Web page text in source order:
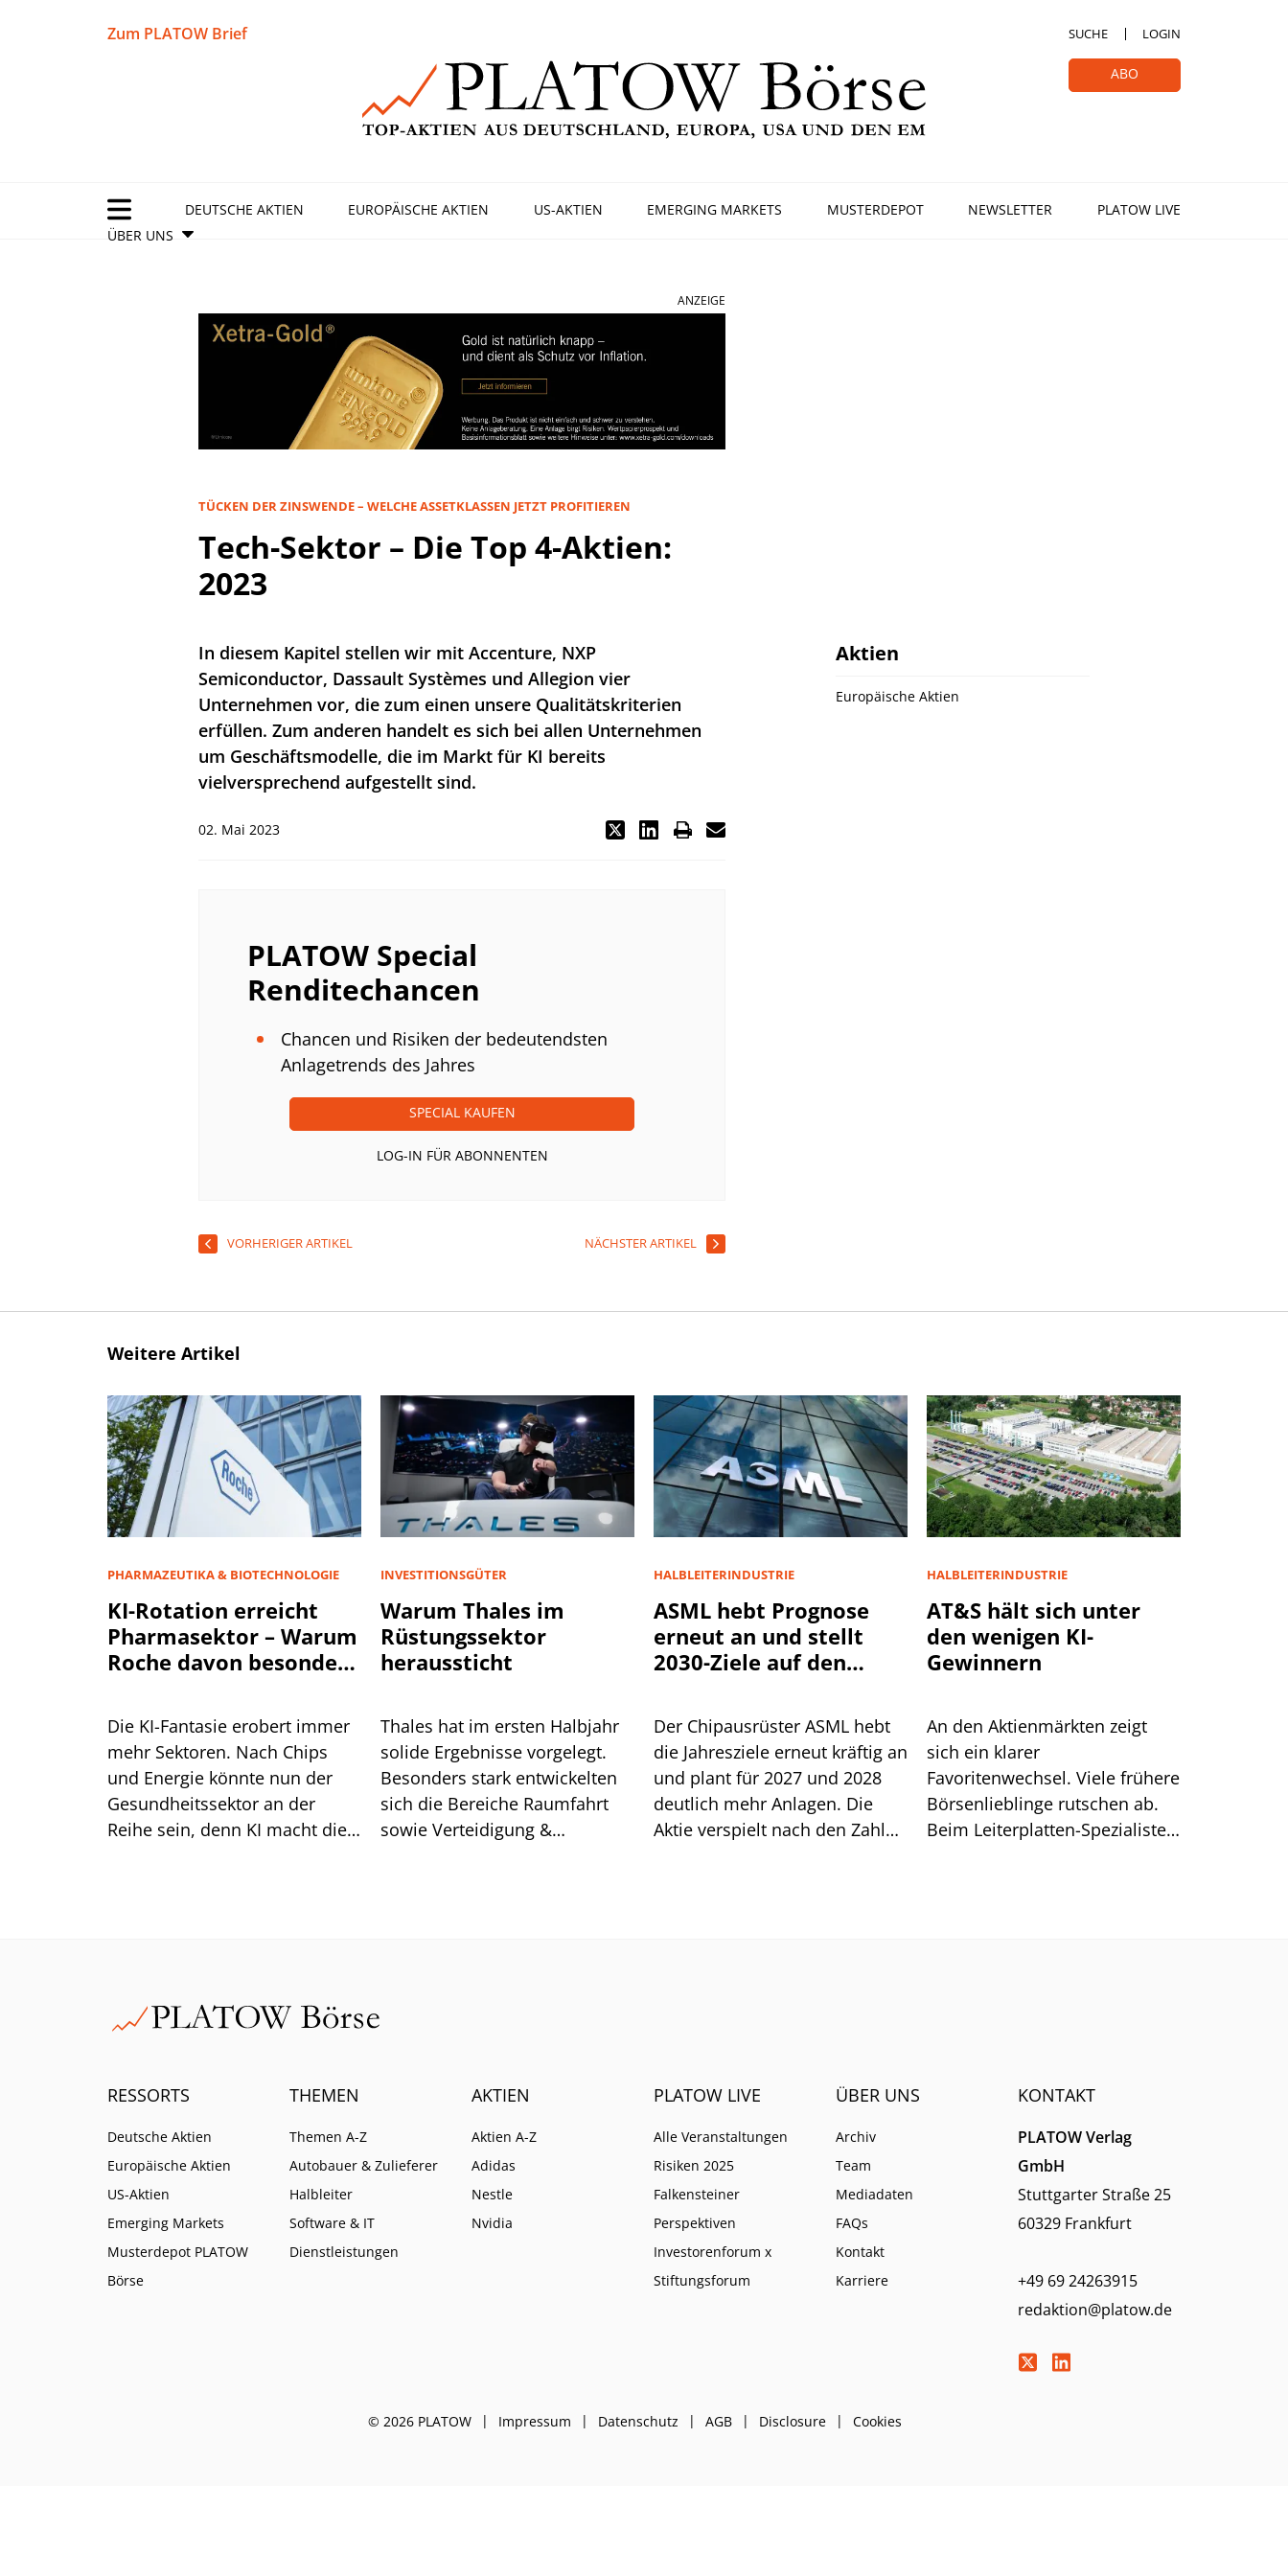
Zum PLATOW Brief SUCHE LOGIN
ABO
DEUTSCHE AKTIEN EUROPÄISCHE AKTIEN US-AKTIEN EMERGING MARKETS MUSTERDEPOT NEWSLETTER
PLATOW LIVE
ÜBER UNS
ANZEIGE
TÜCKEN DER ZINSWENDE – WELCHE ASSETKLASSEN JETZT PROFITIEREN
Tech-Sektor – Die Top 4-Aktien:
2023
In diesem Kapitel stellen wir mit Accenture, NXP
Semiconductor, Dassault Systèmes und Allegion vier
Unternehmen vor, die zum einen unsere Qualitätskriterien
erfüllen. Zum anderen handelt es sich bei allen Unternehmen
um Geschäftsmodelle, die im Markt für KI bereits
vielversprechend aufgestellt sind.
02. Mai 2023
PLATOW Special
Renditechancen
Chancen und Risiken der bedeutendsten
Anlagetrends des Jahres
SPECIAL KAUFEN
LOG-IN FÜR ABONNENTEN
VORHERIGER ARTIKEL NÄCHSTER ARTIKEL
Aktien
Europäische Aktien
Weitere Artikel
PHARMAZEUTIKA & BIOTECHNOLOGIE
KI-Rotation erreicht
Pharmasektor – Warum
Roche davon besonders
Die KI-Fantasie erobert immer
mehr Sektoren. Nach Chips
und Energie könnte nun der
Gesundheitssektor an der
Reihe sein, denn KI macht die
INVESTITIONSGÜTER
Warum Thales im
Rüstungssektor
heraussticht
Thales hat im ersten Halbjahr
solide Ergebnisse vorgelegt.
Besonders stark entwickelten
sich die Bereiche Raumfahrt
sowie Verteidigung &
HALBLEITERINDUSTRIE
ASML hebt Prognose
erneut an und stellt
2030-Ziele auf den
Der Chipausrüster ASML hebt
die Jahresziele erneut kräftig an
und plant für 2027 und 2028
deutlich mehr Anlagen. Die
Aktie verspielt nach den Zahlen
HALBLEITERINDUSTRIE
AT&S hält sich unter
den wenigen KI-
Gewinnern
An den Aktienmärkten zeigt
sich ein klarer
Favoritenwechsel. Viele frühere
Börsenlieblinge rutschen ab.
Beim Leiterplatten-Spezialisten
RESSORTS
Deutsche Aktien
Europäische Aktien
US-Aktien
Emerging Markets
Musterdepot PLATOW
Börse
THEMEN
Themen A-Z
Autobauer & Zulieferer
Halbleiter
Software & IT
Dienstleistungen
AKTIEN
Aktien A-Z
Adidas
Nestle
Nvidia
PLATOW LIVE
Alle Veranstaltungen
Risiken 2025
Falkensteiner
Perspektiven
Investorenforum x
Stiftungsforum
ÜBER UNS
Archiv
Team
Mediadaten
FAQs
Kontakt
Karriere
KONTAKT
PLATOW Verlag
GmbH
Stuttgarter Straße 25
60329 Frankfurt
+49 69 24263915
redaktion@platow.de
© 2026 PLATOW Impressum Datenschutz AGB Disclosure Cookies